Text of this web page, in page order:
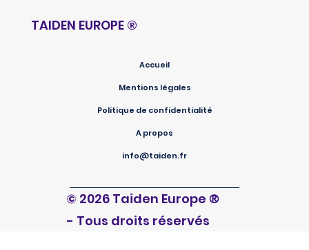
TAIDEN EUROPE ®
Accueil
Mentions légales
Politique de confidentialité
A propos
info@taiden.fr
© 2026 Taiden Europe®
- Tous droits réservés